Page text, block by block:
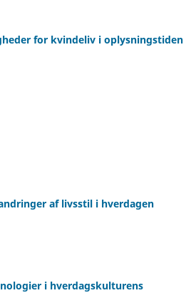
for kvindeliv i oplysningstiden
af livsstil i hverdagen
i hverdagskulturens